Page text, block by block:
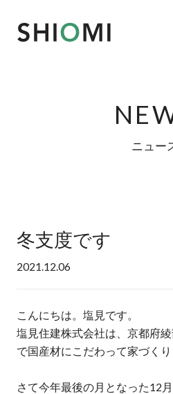
コンセ
私たちの
リフォーム＆リ
会社
ニュー
冬支度です
2021.12.06
こんにちは。塩見です。
塩見住建株式会社は、京都府
で国産材にこだわって家づくり
さて今年最後の月となった12